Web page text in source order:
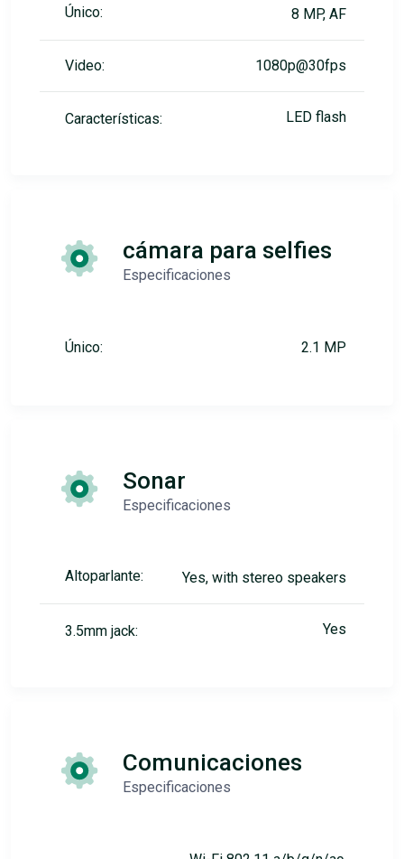
Único: 8 MP, AF
Video: 1080p@30fps
Características: LED flash
cámara para selfies
Especificaciones
Único: 2.1 MP
Sonar
Especificaciones
Altoparlante: Yes, with stereo speakers
3.5mm jack: Yes
Comunicaciones
Especificaciones